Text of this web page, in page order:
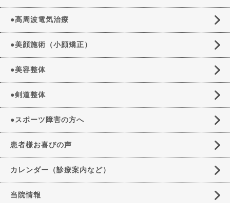
●高周波電気治療
●美顔施術（小顔矯正）
●美容整体
●剣道整体
●スポーツ障害の方へ
患者様お喜びの声
カレンダー（診療案内など）
当院情報